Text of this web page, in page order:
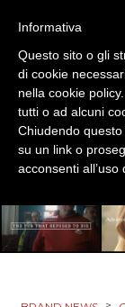
EVENTI
MOBILE
PROMOZIONI
PRODOTTI
PUNTI
Informativa
Questo sito o gli
di cookie
nella cookie
tutti o ad alcuni
Chiudendo
su un link o
acconsenti all’uso